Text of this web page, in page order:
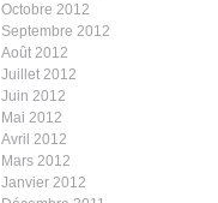
Octobre 2012
Septembre 2012
Août 2012
Juillet 2012
Juin 2012
Mai 2012
Avril 2012
Mars 2012
Janvier 2012